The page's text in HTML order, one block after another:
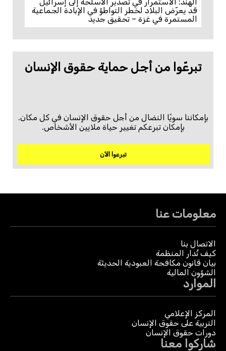
قد يعرّض البلاد لخطر التواطؤ في الإبادة الجماعية
المستمرة في غزة – تحقيق جديد
تبرعّوا من أجل حماية حقوق الإنسان
بإمكاننا سويًا النضال من أجل حقوق الإنسان في كل مكان.
بإمكان تبرعكم تغيير حياة ملايين الأشخاص.
تبرعوا الآن
معلومات عنا
الاتصال بنا
كيف تُدار المنظمة
بيان قانون مكافحة العبودية الحديثة
الشؤون المالية
الموارد
المركز الإعلامي
التربية على حقوق الإنسان
دورات حقوق الإنسان
شاركوا معنا